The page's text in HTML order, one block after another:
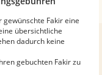
Fakir eine
übersichtliche
dadurch keine
gebuchten Fakir zu